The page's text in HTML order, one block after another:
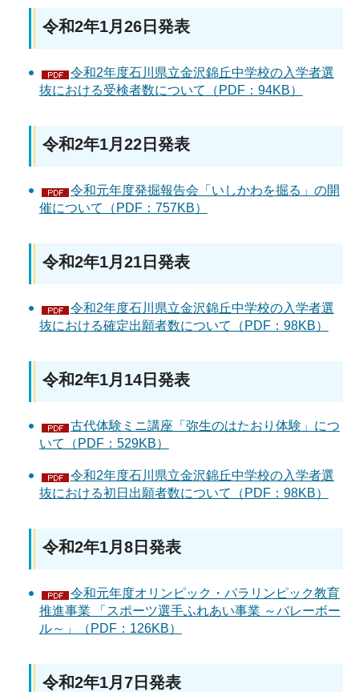
令和2年1月26日発表
令和2年度石川県立金沢錦丘中学校の入学者選
抜における受検者数について（PDF：94KB）
令和2年1月22日発表
令和元年度発掘報告会「いしかわを掘る」の開
催について（PDF：757KB）
令和2年1月21日発表
令和2年度石川県立金沢錦丘中学校の入学者選
抜における確定出願者数について（PDF：98KB）
令和2年1月14日発表
古代体験ミニ講座「弥生のはたおり体験」につ
いて（PDF：529KB）
令和2年度石川県立金沢錦丘中学校の入学者選
抜における初日出願者数について（PDF：98KB）
令和2年1月8日発表
令和元年度オリンピック・パラリンピック教育
推進事業 「スポーツ選手ふれあい事業 ～バレーボー
ル～」（PDF：126KB）
令和2年1月7日発表